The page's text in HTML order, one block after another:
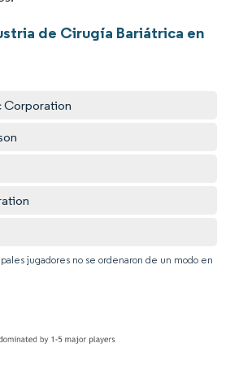
de Cirugía Bariátrica en
Corporation
jugadores no se ordenaron de un modo en